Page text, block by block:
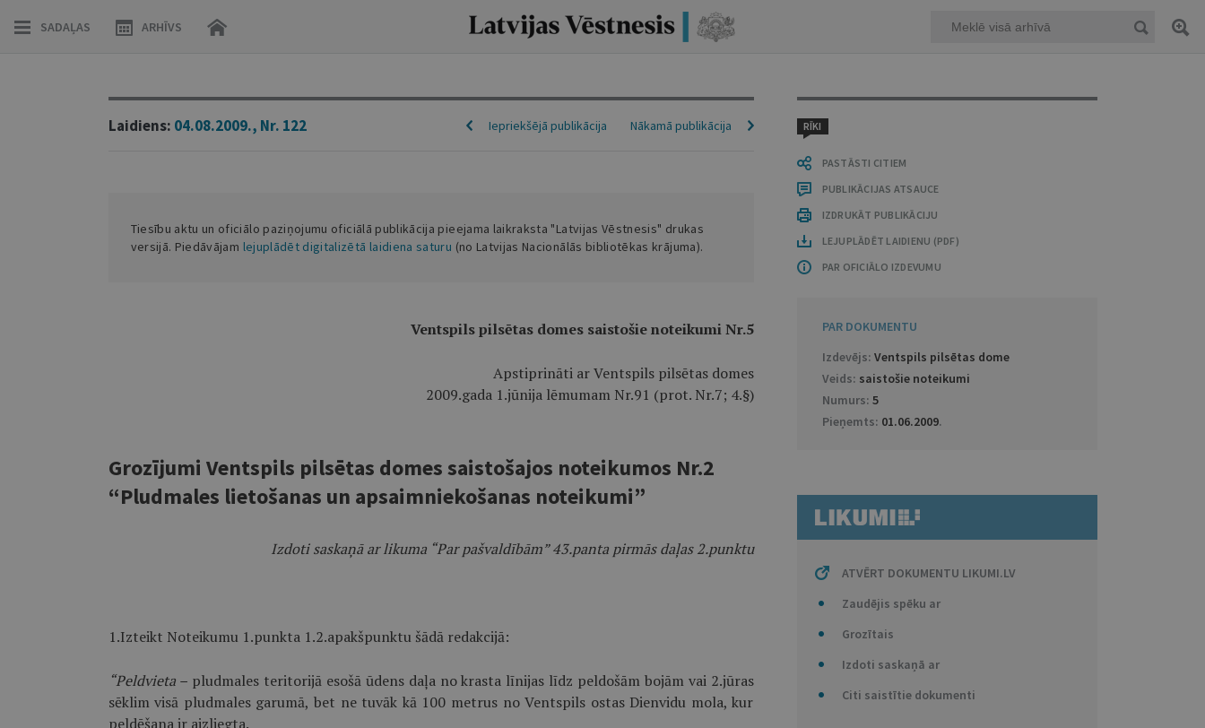
SADAĻAS ARHĪVS
RĪKI
PASTĀSTI CITIEM
PUBLIKĀCIJAS ATSAUCE
IZDRUKĀT PUBLIKĀCIJU
LEJUPLĀDĒT LAIDIENU (PDF)
PAR OFICIĀLO IZDEVUMU
PAR DOKUMENTU
Izdevējs: Ventspils pilsētas dome
Veids: saistošie noteikumi
Numurs: 5
Pieņemts: 01.06.2009.
ATVĒRT DOKUMENTU LIKUMI.LV
Zaudējis spēku ar
Grozītais
Izdoti saskaņā ar
Citi saistītie dokumenti
Laidiens: 04.08.2009., Nr. 122 Nākamā publikācija
Iepriekšējā publikācija
Tiesību aktu un oficiālo paziņojumu oficiālā publikācija pieejama laikraksta "Latvijas Vēstnesis" drukas
versijā. Piedāvājam lejuplādēt digitalizētā laidiena saturu (no Latvijas Nacionālās bibliotēkas krājuma).
Ventspils pilsētas domes saistošie noteikumi Nr.5
Apstiprināti ar Ventspils pilsētas domes
2009.gada 1.jūnija lēmumam Nr.91 (prot. Nr.7; 4.§)
Grozījumi Ventspils pilsētas domes saistošajos noteikumos Nr.2
“Pludmales lietošanas un apsaimniekošanas noteikumi”
Izdoti saskaņā ar likuma “Par pašvaldībām” 43.panta pirmās daļas 2.punktu
1.Izteikt Noteikumu 1.punkta 1.2.apakš­punktu šādā redakcijā:
“Peldvieta – pludmales teritorijā esošā ūdens daļa no krasta līnijas līdz peldošām bojām vai 2.jūras
sēklim visā pludmales garumā, bet ne tuvāk kā 100 metrus no Ventspils ostas Dienvidu mola, kur
peldēšana ir aizliegta.